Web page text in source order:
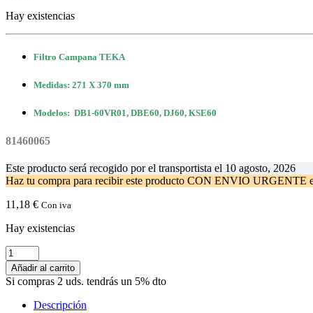
Hay existencias
Filtro Campana TEKA
Medidas: 271 X 370 mm
Modelos: DB1-60VR01, DBE60, DJ60, KSE60
81460065
Este producto será recogido por el transportista el 10 agosto, 2026
Haz tu compra para recibir este producto CON ENVIO URGENTE
11,18 € Con iva
Hay existencias
Filtro
Campana
TEKA
DB1-
Añadir al carrito
Si compras 2 uds. tendrás un 5% dto
Descripción